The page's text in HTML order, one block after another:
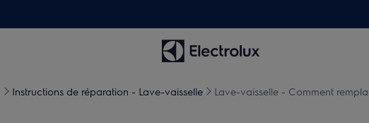
Instructions de réparation - Lave-vaisselle Lave-vaisselle - Comment